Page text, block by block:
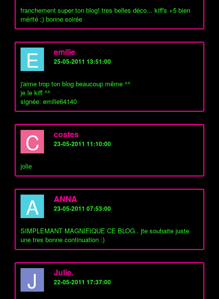
franchement super ton blog! tres belles déco... kiff's +5 bien
mérité ;) bonne soirée
E emilie
25-05-2011 13:51:00
j'aime trop ton blog beaucoup même ^^
je le kiff ^^
signée: emilie64140
C costes
23-05-2011 11:10:00
jolie
A ANNA
23-05-2011 07:53:00
SIMPLEMANT MAGNIFIQUE CE BLOG.. jte souhaite juste
une tres bonne continuation :)
J Julie.
22-05-2011 17:37:00